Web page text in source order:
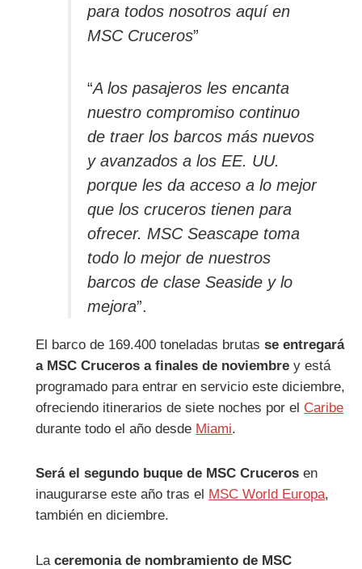
para todos nosotros aquí en
MSC Cruceros”
“A los pasajeros les encanta
nuestro compromiso continuo
de traer los barcos más nuevos
y avanzados a los EE. UU.
porque les da acceso a lo mejor
que los cruceros tienen para
ofrecer. MSC Seascape toma
todo lo mejor de nuestros
barcos de clase Seaside y lo
mejora”.
El barco de 169.400 toneladas brutas se entregará
a MSC Cruceros a finales de noviembre y está
programado para entrar en servicio este diciembre,
ofreciendo itinerarios de siete noches por el Caribe
durante todo el año desde Miami.
Será el segundo buque de MSC Cruceros en
inaugurarse este año tras el MSC World Europa,
también en diciembre.
Laceremonia de nombramiento de MSC